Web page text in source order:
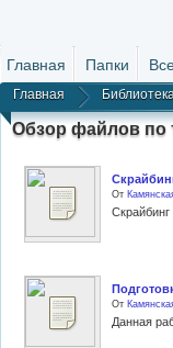
Главная Папки
Главная
Обзор файлов по
От
От